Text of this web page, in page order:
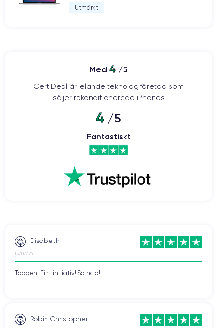
Utmärkt
Med 4 /5
CertiDeal är lelande teknologiföretad som
säljer rekonditionerade iPhones
4 /5
Fantastiskt
Elisabeth
13/07/26
Toppen! Fint initiativ! Så nöjd!
Robin Christopher